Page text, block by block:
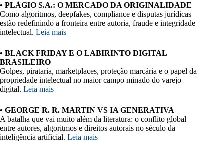
• PLÁGIO S.A.: O MERCADO DA ORIGINALIDADE
Como algoritmos, deepfakes, compliance e disputas jurídicas
estão redefinindo a fronteira entre autoria, fraude e integridade
intelectual. Leia mais
• BLACK FRIDAY E O LABIRINTO DIGITAL
BRASILEIRO
Golpes, pirataria, marketplaces, proteção marcária e o papel da
propriedade intelectual no maior campo minado do varejo
digital. Leia mais
• GEORGE R. R. MARTIN VS IA GENERATIVA
A batalha que vai muito além da literatura: o conflito global
entre autores, algoritmos e direitos autorais no século da
inteligência artificial. Leia mais